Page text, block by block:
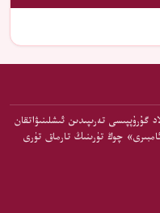
گۇرۇپپىسى تەرىپىدىن ئىشلىنىۋاتقان
چوڭ تۈرىنىڭ تارماق تۈرى